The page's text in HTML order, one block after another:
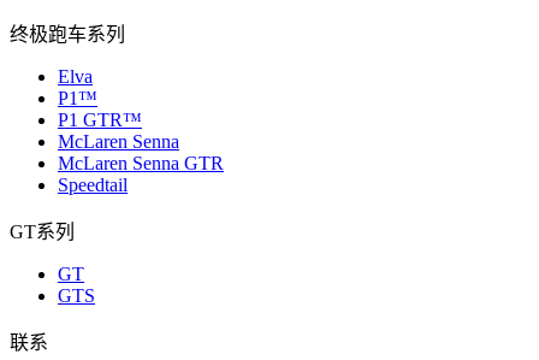
终极跑车系列
Elva
P1™
P1 GTR™
McLaren Senna
McLaren Senna GTR
Speedtail
GT系列
GT
GTS
联系